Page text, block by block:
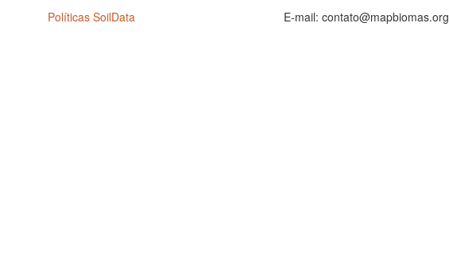
Políticas SoilData E-mail: contato@mapbiomas.org